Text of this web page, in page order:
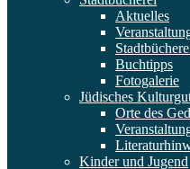
Aktuelles
Buchtipps
Fotogalerie
Jüdisches
Orte des
Kinder und Jugend